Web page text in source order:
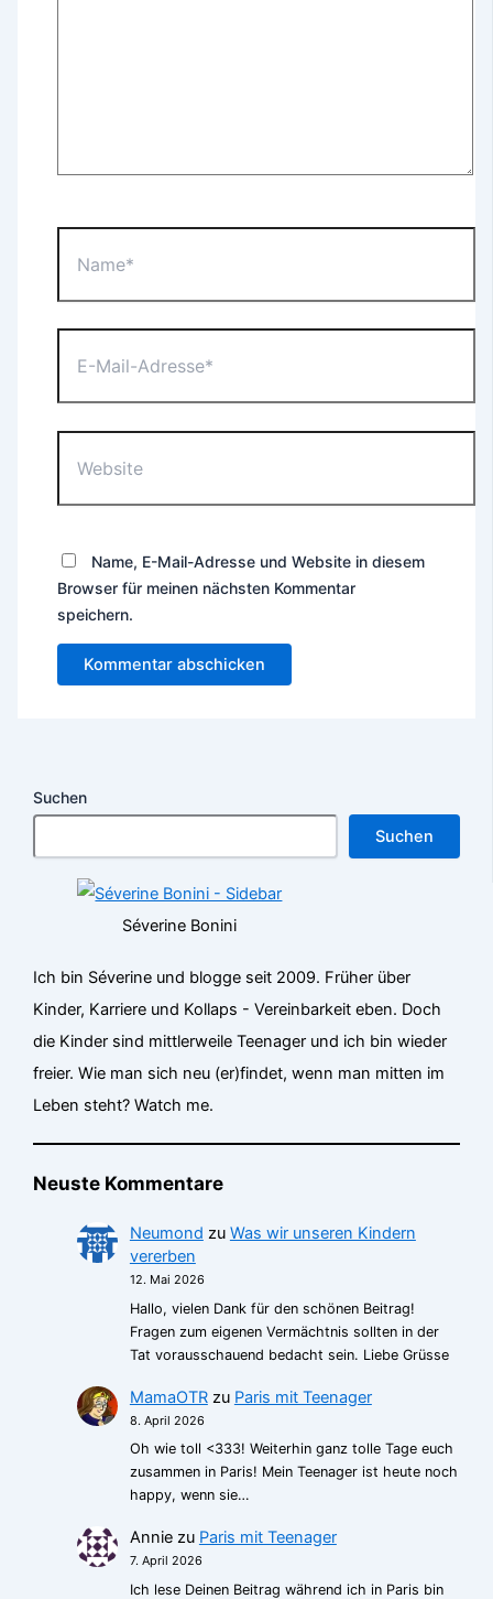
Mail-
Name, E-Mail-Adresse und Website in diesem
Browser für meinen nächsten Kommentar
speichern.
Suchen
Suchen
Séverine Bonini
Ich bin Séverine und blogge seit 2009. Früher über
Kinder, Karriere und Kollaps - Vereinbarkeit eben. Doch
die Kinder sind mittlerweile Teenager und ich bin wieder
freier. Wie man sich neu (er)findet, wenn man mitten im
Leben steht? Watch me.
Neuste Kommentare
Neumond zu Was wir unseren Kindern
vererben
12. Mai 2026
Hallo, vielen Dank für den schönen Beitrag!
Fragen zum eigenen Vermächtnis sollten in der
Tat vorausschauend bedacht sein. Liebe Grüsse
MamaOTRzu Paris mit Teenager
8. April 2026
Oh wie toll <333! Weiterhin ganz tolle Tage euch
zusammen in Paris! Mein Teenager ist heute noch
happy, wenn sie…
Anniezu Paris mit Teenager
7. April 2026
Ich lese Deinen Beitrag während ich in Paris bin